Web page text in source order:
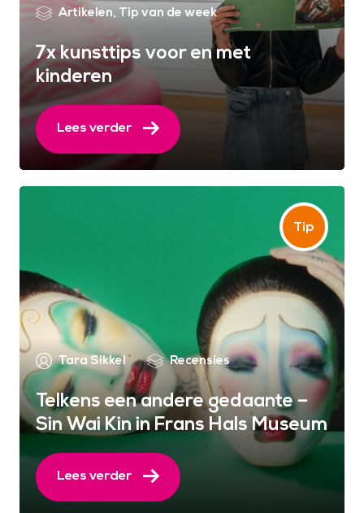
Artikelen, Tip van de week
7x kunsttips voor en met
kinderen
Lees verder
Tara Sikkel Recensies
Telkens een andere gedaante –
Sin Wai Kin in Frans Hals Museum
Lees verder